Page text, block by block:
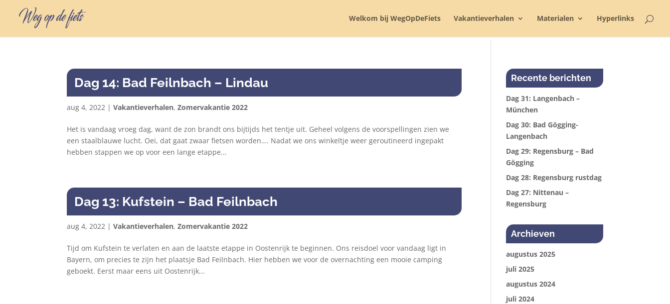
Welkom bij WegOpDeFiets Vakantieverhalen Materialen Hyperlinks
Dag 14: Bad Feilnbach – Lindau
aug 4, 2022 |Vakantieverhalen,Zomervakantie 2022
Het is vandaag vroeg dag, want de zon brandt ons bijtijds het tentje uit. Geheel volgens de voorspellingen zien we
een staalblauwe lucht. Oei, dat gaat zwaar fietsen worden…. Nadat we ons winkeltje weer geroutineerd ingepakt
hebben stappen we op voor een lange etappe...
Dag 13: Kufstein – Bad Feilnbach
aug 4, 2022 |Vakantieverhalen,Zomervakantie 2022
Tijd om Kufstein te verlaten en aan de laatste etappe in Oostenrijk te beginnen. Ons reisdoel voor vandaag ligt in
Bayern, om precies te zijn het plaatsje Bad Feilnbach. Hier hebben we voor de overnachting een mooie camping
geboekt. Eerst maar eens uit Oostenrijk...
Recente berichten
Dag 31: Langenbach –
München
Dag 30: Bad Gögging-
Langenbach
Dag 29: Regensburg – Bad
Gögging
Dag 28: Regensburg rustdag
Dag 27: Nittenau –
Regensburg
Archieven
augustus 2025
juli 2025
augustus 2024
juli 2024